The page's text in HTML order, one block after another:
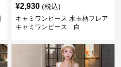
¥2,930 (税込)
キャミワンピース 水玉柄フレア
キャミワンピース 白